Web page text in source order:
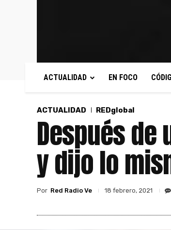
ACTUALIDAD EN FOCO
ACTUALIDAD REDglobal
Después
y dijo lo
Por Red Radio Ve 18 febrero, 2021